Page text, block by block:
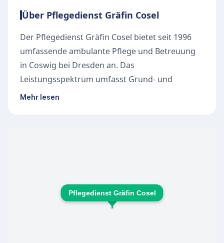
Über Pflegedienst Gräfin Cosel
Der Pflegedienst Gräfin Cosel bietet seit 1996
umfassende ambulante Pflege und Betreuung
in Coswig bei Dresden an. Das
Leistungsspektrum umfasst Grund- und
Behandlungspflege, Hauswirtschaftshilfen
aus. Die Tagespflege bietet montags bis freitags
abwechslungsreiche Aktivitäten wie
Mehr lesen
Pflegedienst Gräfin Cosel